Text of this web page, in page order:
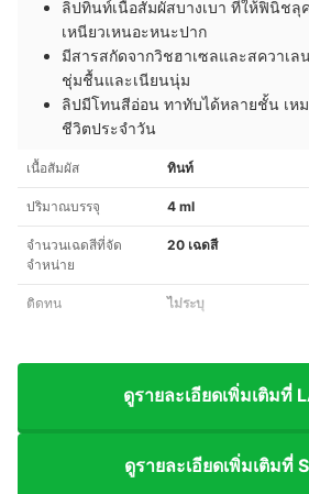
ลิปทินท์เนื้อสัมผัสบางเบา ที่ให้ฟินิชลุ
เหนียวเหนอะหนะปาก
มีสารสกัดจากวิชฮาเซลและสควาเล
ชุ่มชื้นและเนียนนุ่ม
ลิปมีโทนสีอ่อน ทาทับได้หลายชั้น เห
ชีวิตประจำวัน
เนื้อสัมผัส ทินท์
ปริมาณบรรจุ 4 ml
จำนวนเฉดสีที่จัด
จำหน่าย
20 เฉดสี
ติดทน ไม่ระบุ
ดูรายละเอียดเพิ่มเติมที่
ดูรายละเอียดเพิ่มเติมที่